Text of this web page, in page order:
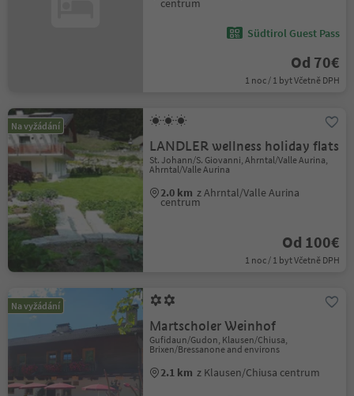
centrum
Südtirol Guest Pass
Od 70€
1 noc / 1 byt Včetně DPH
Na vyžádání
LANDLER wellness holiday flats
St. Johann/S. Giovanni, Ahrntal/Valle Aurina,
Ahrntal/Valle Aurina
2.0 km z Ahrntal/Valle Aurina
centrum
Od 100€
1 noc / 1 byt Včetně DPH
Na vyžádání
Martscholer Weinhof
Gufidaun/Gudon, Klausen/Chiusa,
Brixen/Bressanone and environs
2.1 km z Klausen/Chiusa centrum